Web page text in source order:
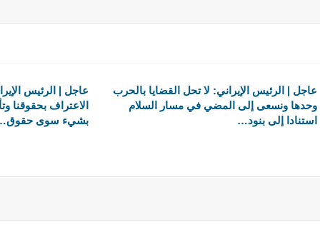
عاجل | الرئيس الإيراني: لا تحل القضايا بالحرب
وحدها ونسعى إلى المضي في مسار السلام
استنادا إلى بنود…
عاجل | الرئيس
الاعتراف بحقوقنا
بشيء سوى